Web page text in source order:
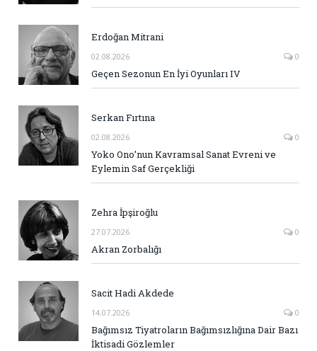
Erdoğan Mitrani
02.08.2026 0
Geçen Sezonun En İyi Oyunları IV
Serkan Fırtına
02.08.2026 0
Yoko Ono’nun Kavramsal Sanat Evreni ve
Eylemin Saf Gerçekliği
Zehra İpşiroğlu
27.07.2026 0
Akran Zorbalığı
Sacit Hadi Akdede
14.07.2026 0
Bağımsız Tiyatroların Bağımsızlığına Dair Bazı
İktisadi Gözlemler